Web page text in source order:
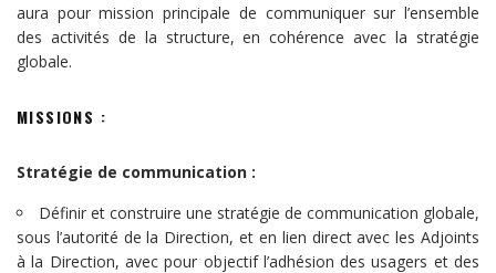
aura pour mission principale de communiquer sur l’ensemble
des activités de la structure, en cohérence avec la stratégie
globale.
MISSIONS :
Stratégie de communication :
Définir et construire une stratégie de communication globale,
sous l’autorité de la Direction, et en lien direct avec les Adjoints
à la Direction, avec pour objectif l’adhésion des usagers et des